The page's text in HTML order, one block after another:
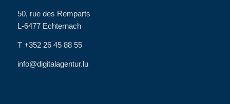
50, rue des Remparts
L-6477 Echternach
T +352 26 45 88 55
info@digitalagentur.lu